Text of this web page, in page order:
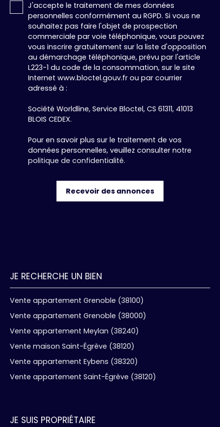
J'accepte le traitement de mes données
personnelles conformément au RGPD. Si vous ne
souhaitez pas faire l'objet de prospection
commerciale par voie téléphonique, vous pouvez
vous inscrire gratuitement sur la liste d'opposition
au démarchage téléphonique, prévu par l'article
L223-1 du code de la consommation, sur le site
Internet www.bloctel.gouv.fr ou par courrier
adressé à :
Société Worldline, Service Bloctel, CS 61311, 41013
BLOIS CEDEX.
Pour en savoir plus sur le traitement de vos
données personnelles, veuillez consulter notre
politique de confidentialité.
Recevoir des annonces
JE RECHERCHE UN BIEN
Vente appartement Grenoble (38100)
Vente appartement Grenoble (38000)
Vente appartement Meylan (38240)
Vente maison Saint-Égrève (38120)
Vente appartement Eybens (38320)
Vente appartement Saint-Égrève (38120)
JE SUIS PROPRIÉTAIRE